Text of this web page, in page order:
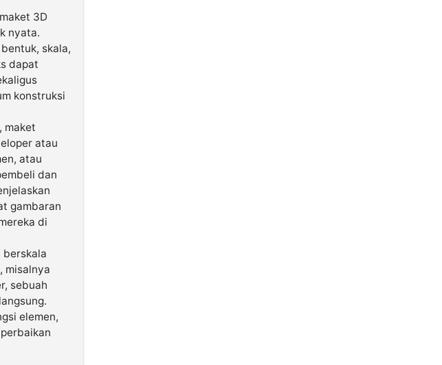
3D
nyata.
skala,
dapat
konstruksi
maket
atau
atau
dan
gambaran
di
berskala
misalnya
sebuah
elemen,